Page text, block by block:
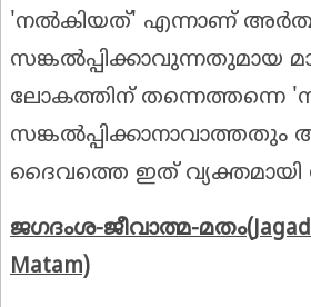
'നൽകിയത്' എന്നാണ്
സങ്കൽപ്പിക്കാവുന്നതുമായ
ലോകത്തിന് തന്നെത്തന്നെ
ദൈവത്തെ ഇത് വ്യക്തമായി
ജഗദംശ-ജീവാത്മ-മതം(
Matam)